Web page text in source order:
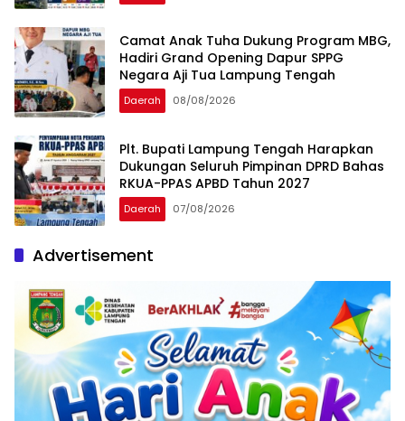
Camat Anak Tuha Dukung Program MBG,
Hadiri Grand Opening Dapur SPPG
Negara Aji Tua Lampung Tengah
Daerah 08/08/2026
Plt. Bupati Lampung Tengah Harapkan
Dukungan Seluruh Pimpinan DPRD Bahas
RKUA-PPAS APBD Tahun 2027
Daerah 07/08/2026
Advertisement